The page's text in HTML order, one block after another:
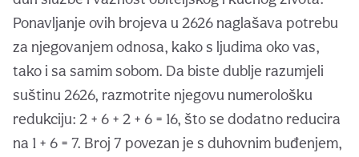
Ponavljanje ovih brojeva u 2626 naglašava potrebu
za njegovanjem odnosa, kako s ljudima oko vas,
tako i sa samim sobom. Da biste dublje razumjeli
suštinu 2626, razmotrite njegovu numerološku
redukciju: 2 + 6 + 2 + 6 = 16, što se dodatno reducira
na 1 + 6 = 7. Broj 7 povezan je s duhovnim buđenjem,